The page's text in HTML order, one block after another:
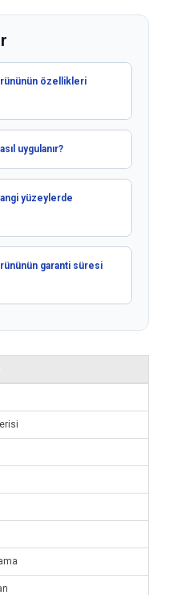
özellikleri
uygulanır?
yüzeylerde
garanti süresi